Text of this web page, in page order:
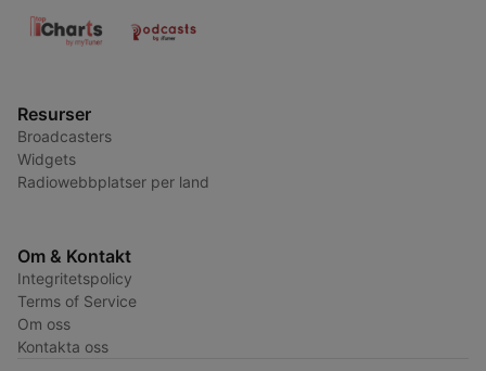
Resurser
Broadcasters
Widgets
Radiowebbplatser per land
Om & Kontakt
Integritetspolicy
Terms of Service
Om oss
Kontakta oss